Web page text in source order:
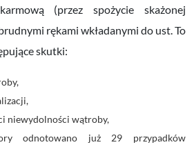
(przez spożycie skażonej
rękami wkładanymi do ust. To
skutki:
niewydolności wątroby,
odnotowano już 29 przypadków